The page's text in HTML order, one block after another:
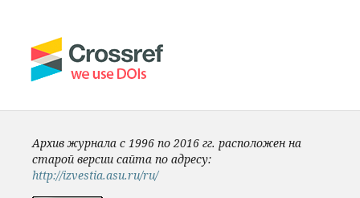
Архив журнала с 1996 по 2016 гг. расположен на
старой версии сайта по адресу:
http://izvestia.asu.ru/ru/